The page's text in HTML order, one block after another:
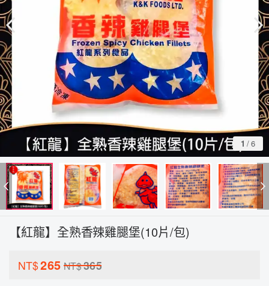
1 /6
【紅龍】全熟香辣雞腿堡(10片/包)
NT$265 NT$365